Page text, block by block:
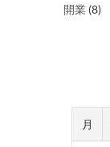
開業 (8)
月